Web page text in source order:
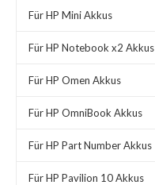
Für HP Mini Akkus
Für HP Notebook x2 Akkus
Für HP Omen Akkus
Für HP OmniBook Akkus
Für HP Part Number Akkus
Für HP Pavilion 10 Akkus